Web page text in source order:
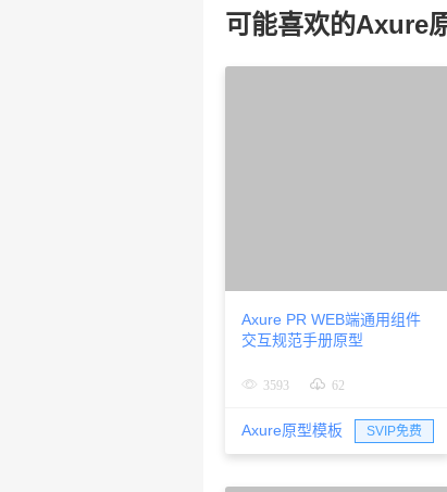
可能喜欢的Axure
3593 62